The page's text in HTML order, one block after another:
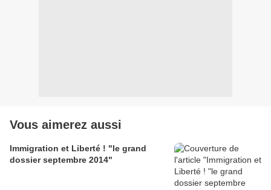
Vous aimerez aussi
Immigration et Liberté ! "le grand
dossier septembre 2014"